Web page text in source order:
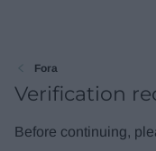
Fora
Verification
Before continuing,